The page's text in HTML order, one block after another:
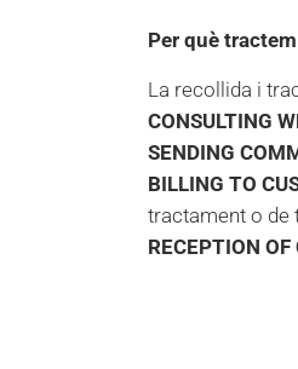
Per què
La recollida i
CONSULTING
SENDING
BILLING TO
tractament o de
RECEPTION OF